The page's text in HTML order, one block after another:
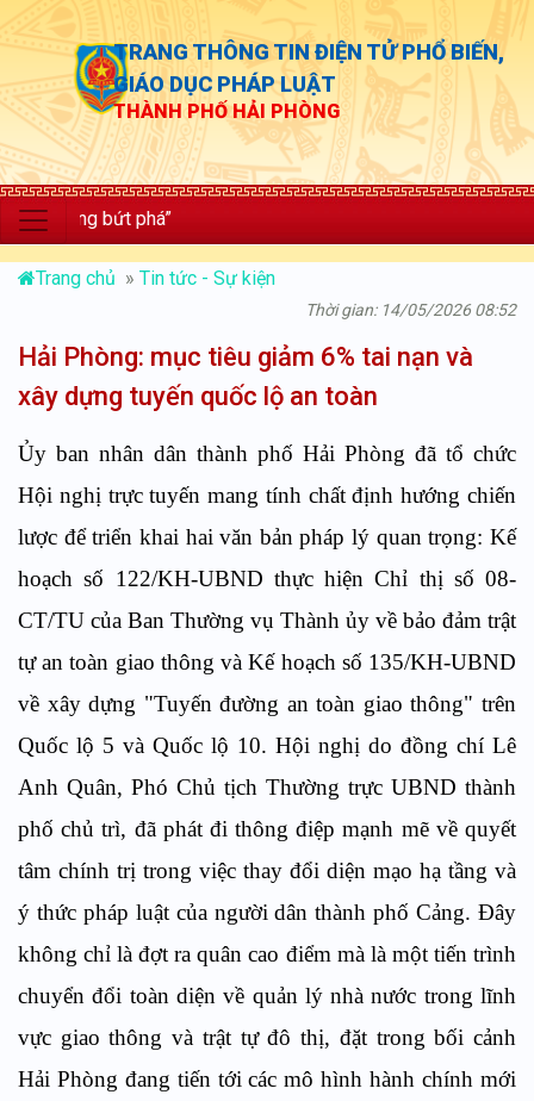
TRANG THÔNG TIN ĐIỆN TỬ PHỔ BIẾN,
GIÁO DỤC PHÁP LUẬT
THÀNH PHỐ HẢI PHÒNG
bứt phá”
Trang chủ » Tin tức - Sự kiện
Thời gian: 14/05/2026 08:52
Hải Phòng: mục tiêu giảm 6% tai nạn và
xây dựng tuyến quốc lộ an toàn
Ủy ban nhân dân thành phố Hải Phòng đã tổ chức
Hội nghị trực tuyến mang tính chất định hướng chiến
lược để triển khai hai văn bản pháp lý quan trọng: Kế
hoạch số 122/KH-UBND thực hiện Chỉ thị số 08-
CT/TU của Ban Thường vụ Thành ủy về bảo đảm trật
tự an toàn giao thông và Kế hoạch số 135/KH-UBND
về xây dựng "Tuyến đường an toàn giao thông" trên
Quốc lộ 5 và Quốc lộ 10. Hội nghị do đồng chí Lê
Anh Quân, Phó Chủ tịch Thường trực UBND thành
phố chủ trì, đã phát đi thông điệp mạnh mẽ về quyết
tâm chính trị trong việc thay đổi diện mạo hạ tầng và
ý thức pháp luật của người dân thành phố Cảng. Đây
không chỉ là đợt ra quân cao điểm mà là một tiến trình
chuyển đổi toàn diện về quản lý nhà nước trong lĩnh
vực giao thông và trật tự đô thị, đặt trong bối cảnh
Hải Phòng đang tiến tới các mô hình hành chính mới